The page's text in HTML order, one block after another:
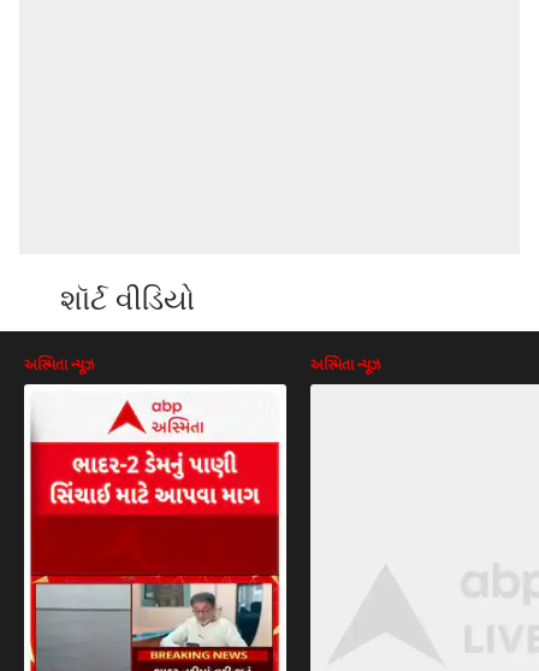
શૉર્ટ વીડિયો
અસ્મિતા ન્યૂઝ અસ્મિતા ન્યૂઝ